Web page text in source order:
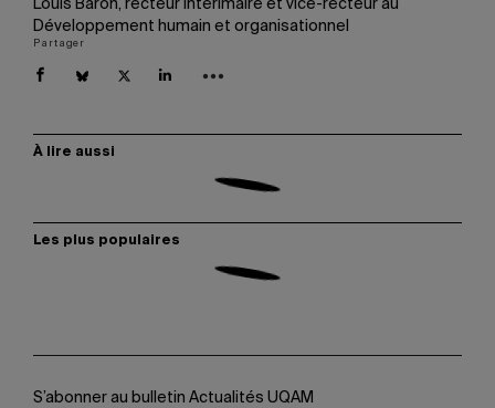
Louis Baron, recteur intérimaire et vice-recteur au
Développement humain et organisationnel
Partager
À lire aussi
Les plus populaires
S’abonner au bulletin Actualités UQAM